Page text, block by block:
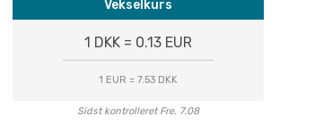
Vekselkurs
1 DKK = 0.13 EUR
1 EUR = 7.53 DKK
Sidst kontrolleret Fre. 7.08